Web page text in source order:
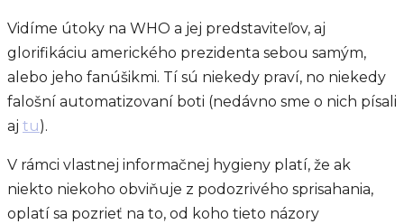
Vidíme útoky na WHO a jej predstaviteľov, aj
glorifikáciu amerického prezidenta sebou samým,
alebo jeho fanúšikmi. Tí sú niekedy praví, no niekedy
falošní automatizovaní boti (nedávno sme o nich písali
aj tu).
V rámci vlastnej informačnej hygieny platí, že ak
niekto niekoho obviňuje z podozrivého sprisahania,
oplatí sa pozrieť na to, od koho tieto názory